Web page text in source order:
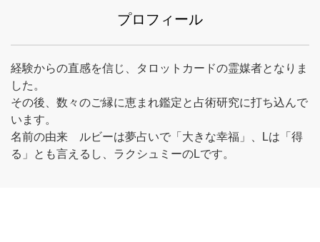
プロフィール
経験からの直感を信じ、タロットカードの霊媒者となりま
した。
その後、数々のご縁に恵まれ鑑定と占術研究に打ち込んで
います。
名前の由来 ルビーは夢占いで「大きな幸福」、Lは「得
る」とも言えるし、ラクシュミーのLです。